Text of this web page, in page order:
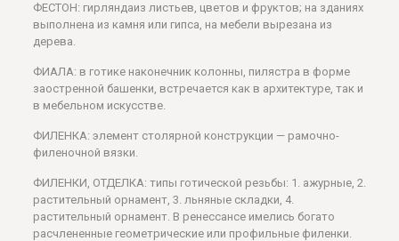
ФЕСТОН: гирляндаиз листьев, цветов и фруктов; на зданиях
выполнена из камня или гипса, на мебели вырезана из
дерева.
ФИАЛА: в готике наконечник колонны, пилястра в форме
заостренной башенки, встречается как в архитектуре, так и
в мебельном искусстве.
ФИЛЕНКА: элемент столярной конструкции — рамочно-
филеночной вязки.
ФИЛЕНКИ, ОТДЕЛКА: типы готической резьбы: 1. ажурные, 2.
растительный орнамент, 3. льняные складки, 4.
растительный орнамент. В ренессансе имелись богато
расчлененные геометрические или профильные филенки.